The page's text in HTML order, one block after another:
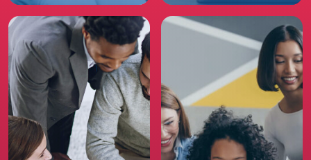
para a sua equipe. Saia
na frente para o seu
negócio.